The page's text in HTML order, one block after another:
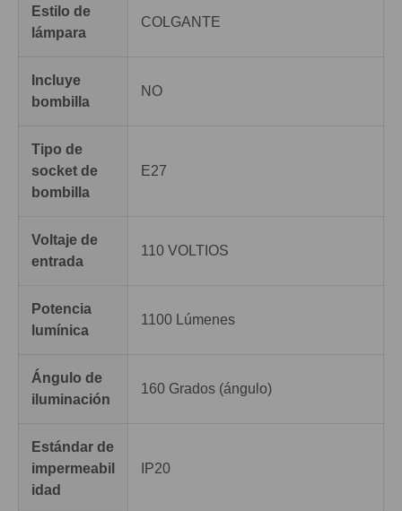
Estilo de
lámpara
COLGANTE
Incluye
bombilla
NO
Tipo de
socket de
bombilla
E27
Voltaje de
entrada
110 VOLTIOS
Potencia
lumínica
1100 Lúmenes
Ángulo de
iluminación
160 Grados (ángulo)
Estándar de
impermeabil
idad
IP20